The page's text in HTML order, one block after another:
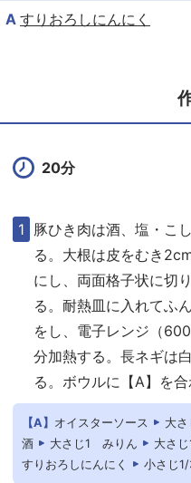
A すりおろしにんにく
20分
豚ひき肉は酒、塩・こ
る。大根は皮をむき
にし、両面格子状に切
る。耐熱皿に入れてふ
をし、電子レンジ（
分加熱する。長ネギは
る。ボウルに【A】を合
【A】 オイスターソース 大さ
酒
大さじ1 みりん
大さじ
すりおろしにんにく
小さじ